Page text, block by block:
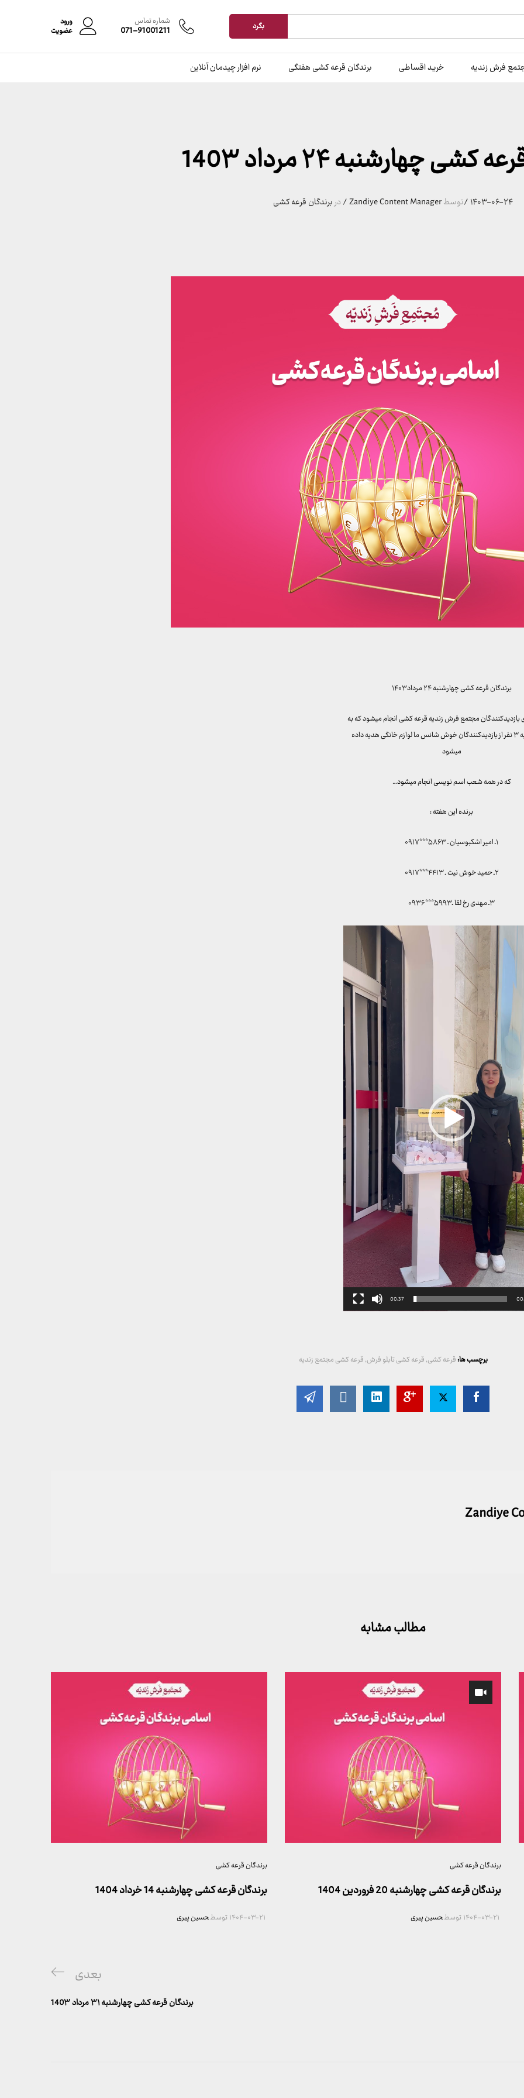
بگرد شماره تماس
071-91001211
ورود
عضویت
فرش زندیه خرید اقساطی برندگان قرعه کشی هفتگی نرم افزار چیدمان آنلاین
کشی چهارشنبه ۲۴ مرداد 140۳
۱۴۰۳-۰۶-۲۴/توسطZandiye Content Manager
/دربرندگان قرعه کشی
برندگان قرعه کشی چهارشنبه ۲۴ مرداد ۱۴۰۳
بازدیدکنندگان مجتمع فرش زندیه قرعه کشی انجام میشود که به
قید قرعه به ۳ نفر از بازدیدکنندگان خوش شانس ما لوازم خانگی هدیه داده
میشود
که در همه شعب اسم نویسی انجام میشود…
برنده این هفته :
۱ـ امیر اشکبوسیان ـ ۵۸۶۳***۰۹۱۷
۲ـ حمید خوش نیت ـ ۴۴۱۳***۰۹۱۷
۳ـ مهدی رخ لقا ـ۵۹۹۳***۰۹۳۶
00:37
برچسب ها:قرعه کشی,قرعه کشی تابلو فرش,قرعه کشی مجتمع زندیه
Zandiye
مطالب مشابه
برندگان قرعه کشی
برندگان قرعه کشی چهارشنبه 20 فروردین 1404
۱۴۰۴-۰۳-۲۱توسطحسین پیری
برندگان قرعه کشی
برندگان قرعه کشی چهارشنبه 14 خرداد 1404
۱۴۰۴-۰۳-۲۱توسطحسین پیری
پست
بعدی
بعدی
برندگان قرعه کشی چهارشنبه ۳۱ مرداد 140۳